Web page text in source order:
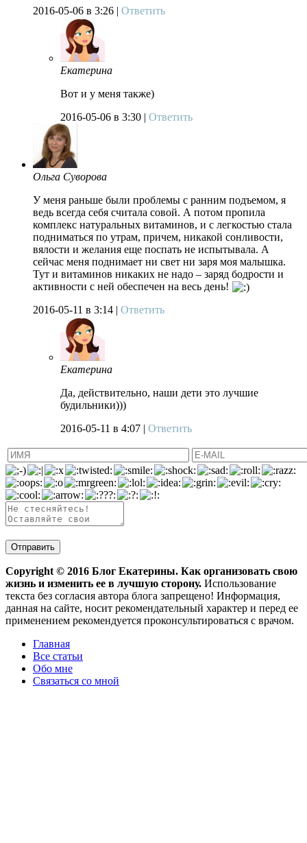
2016-05-06 в 3:26 | Ответить
Екатерина
Вот и у меня также)
2016-05-06 в 3:30 | Ответить
Ольга Суворова
У меня раньше были проблемы с ранним подъемом, я
ведь всегда себя считала совой. А потом пропила
комплекс натуральных витаминов, и с легкостью стала
подниматься по утрам, причем, никакой сонливости,
вялости и желания еще поспать не испытывала. А
сейчас меня поднимает ни свет ни заря моя малышка.
Тут и витаминов никаких не надо – заряд бодрости и
активности с ней обеспечен на весь день!
2016-05-11 в 3:14 | Ответить
Екатерина
Да, действительно, наши дети это лучшие
будильники)))
2016-05-11 в 4:07 | Ответить
Copyright © 2016 Блог Екатерины. Как организовать свою
жизнь и изменить ее в лучшую сторону. Использование
текста без согласия автора блога запрещено! Информация,
данная на сайте, носит рекомендательный характер и перед ее
применением рекомендуется проконсультироваться с врачом.
Главная
Все статьи
Обо мне
Связаться со мной